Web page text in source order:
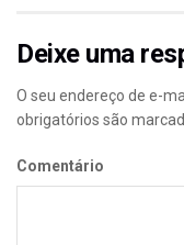
Deixe uma
O seu endereço de e-
obrigatórios são
Comentário